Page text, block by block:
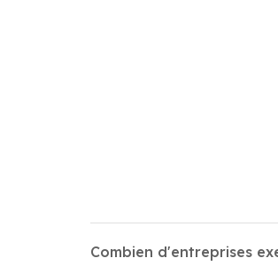
Combien d'entreprises